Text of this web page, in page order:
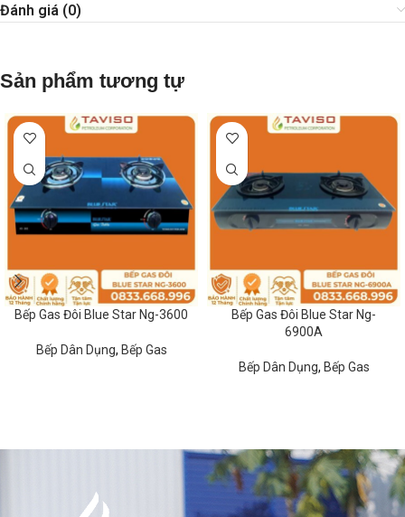
Đánh giá (0)
Sản phẩm tương tự
Bếp Gas Đôi Blue Star Ng-3600
Bếp Dân Dụng, Bếp Gas
Bếp Gas Đôi Blue Star Ng-
6900A
Bếp Dân Dụng, Bếp Gas